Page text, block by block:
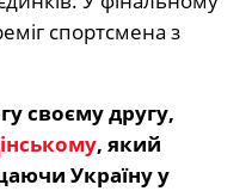
спортсмена з
своєму другу,
, який
Україну у